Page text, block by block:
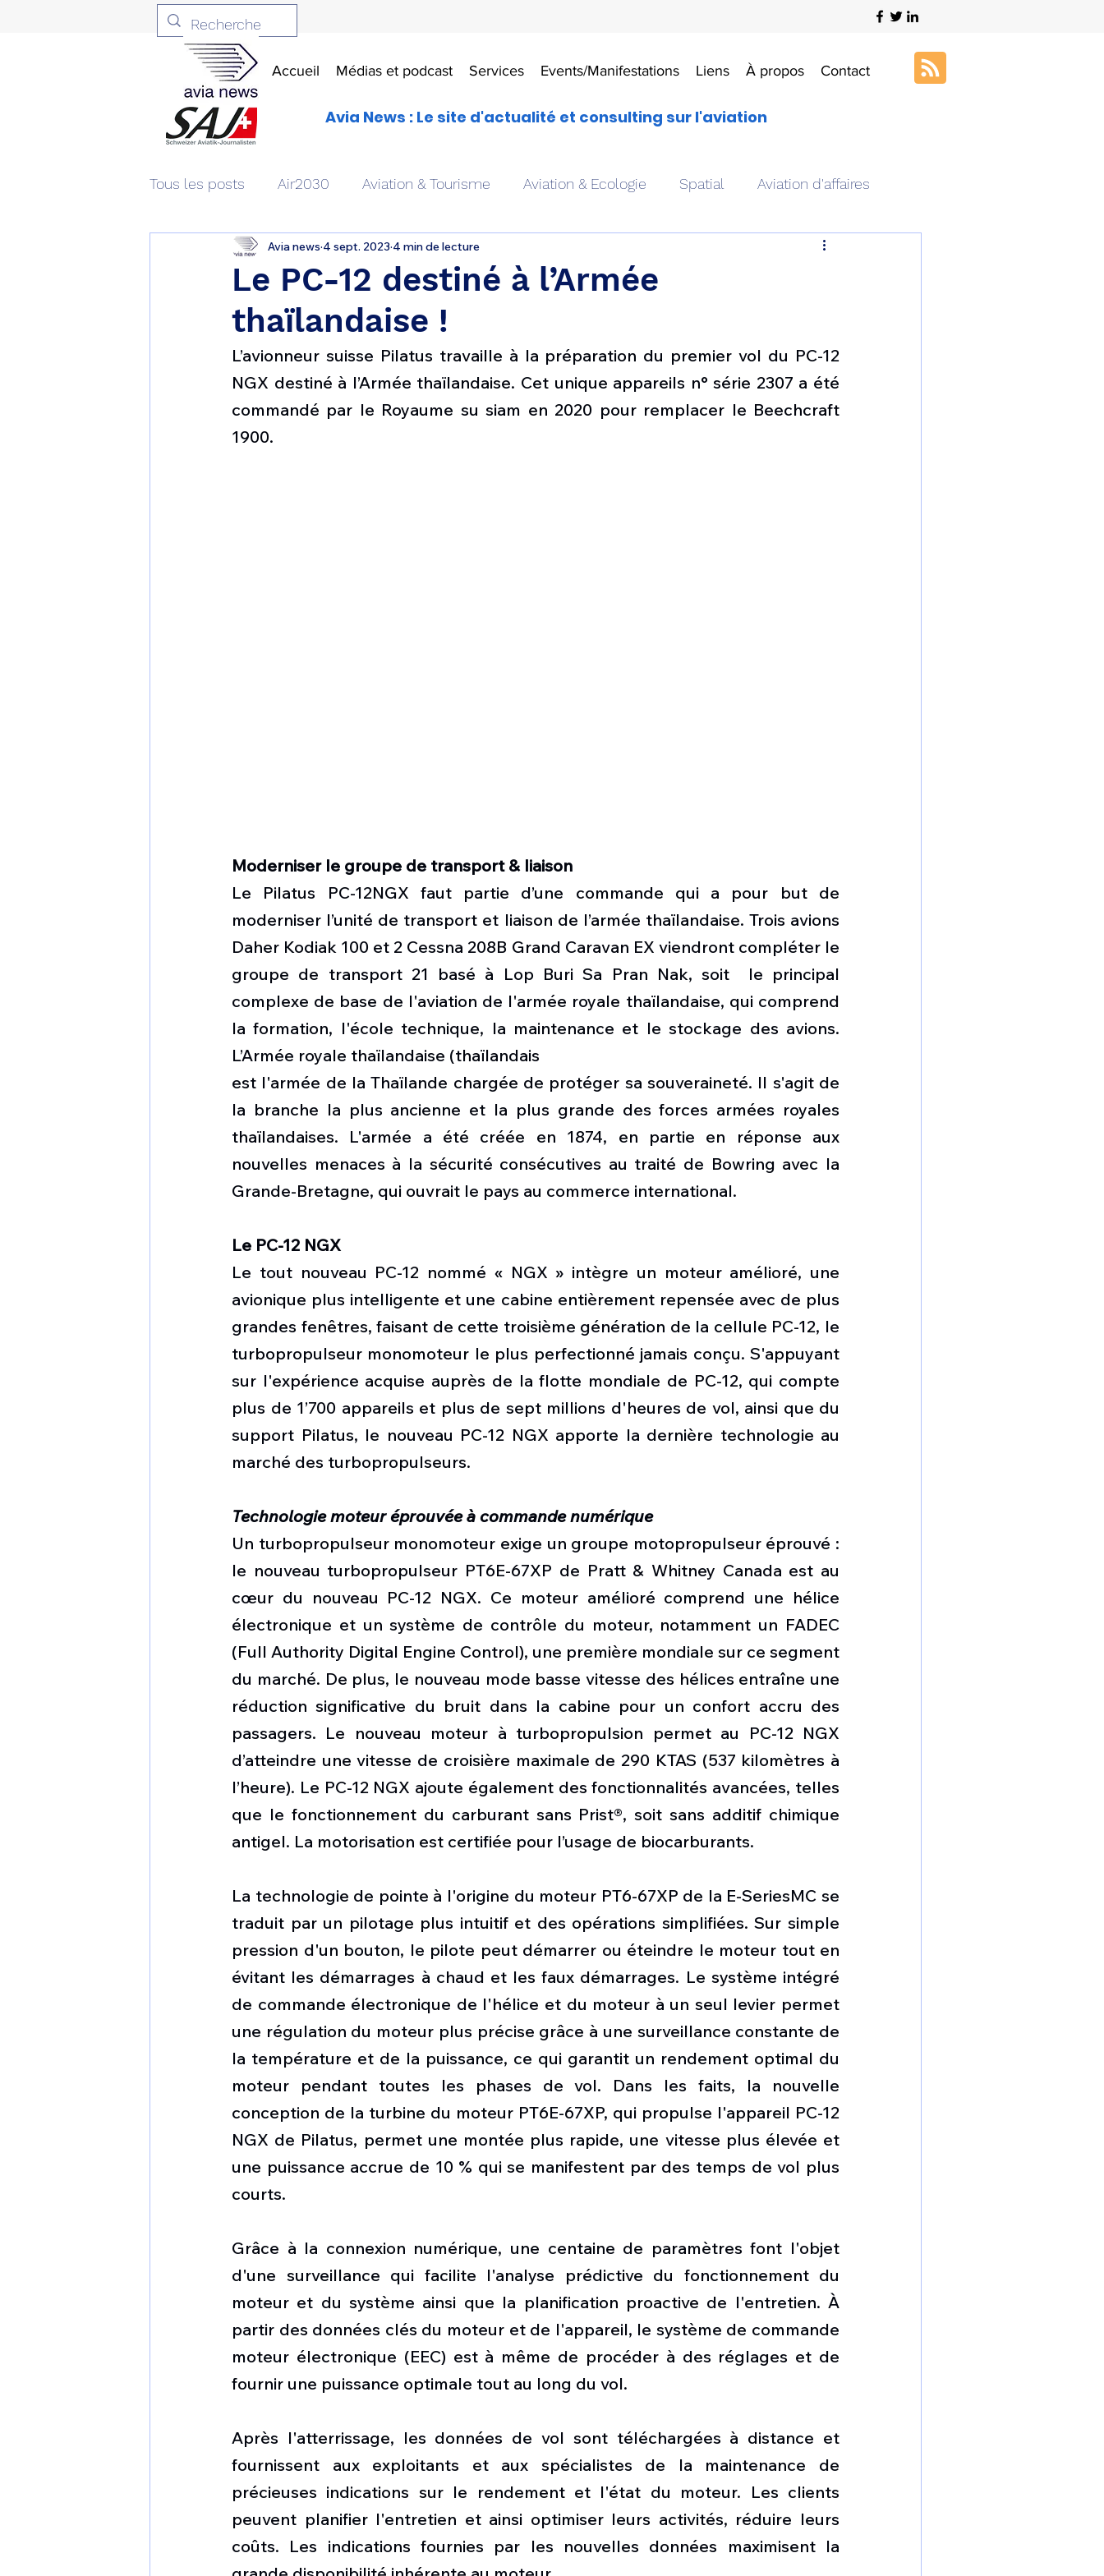
Accueil Médias et podcast Services Events/Manifestations Liens À propos Contact
Avia News : Le site d'actualité et consulting sur l'aviation
Tous les posts Air2030 Aviation & Tourisme Aviation & Ecologie Spatial Aviation d'affaires
Aviation & Défense Livres Drones aériens Art & Aviation
Patrimoine aéronautique Avionique & pilotage
1 er avril Motorisation Défense sol-air DSA Amphibie Drones Composante ESPACE
Shenyang J-35
Le PC-12 destiné à l’Armée
thaïlandaise !
Avia news 4 sept. 2023 4 min de lecture
L’avionneur suisse Pilatus travaille à la préparation du premier vol du PC-12
NGX destiné à l’Armée thaïlandaise. Cet unique appareils n° série 2307 a été
commandé par le Royaume su siam en 2020 pour remplacer le Beechcraft
1900.
Moderniser le groupe de transport & liaison
Le Pilatus PC-12NGX faut partie d’une commande qui a pour but de
moderniser l’unité de transport et liaison de l’armée thaïlandaise. Trois avions
Daher Kodiak 100 et 2 Cessna 208B Grand Caravan EX viendront compléter le
groupe de transport 21 basé à Lop Buri Sa Pran Nak, soit  le principal
complexe de base de l'aviation de l'armée royale thaïlandaise, qui comprend
la formation, l'école technique, la maintenance et le stockage des avions.
L’Armée royale thaïlandaise (thaïlandais
est l'armée de la Thaïlande chargée de protéger sa souveraineté. Il s'agit de
la branche la plus ancienne et la plus grande des forces armées royales
thaïlandaises. L'armée a été créée en 1874, en partie en réponse aux
nouvelles menaces à la sécurité consécutives au traité de Bowring avec la
Grande-Bretagne, qui ouvrait le pays au commerce international.
Le PC-12 NGX
Le tout nouveau PC-12 nommé « NGX » intègre un moteur amélioré, une
avionique plus intelligente et une cabine entièrement repensée avec de plus
grandes fenêtres, faisant de cette troisième génération de la cellule PC-12, le
turbopropulseur monomoteur le plus perfectionné jamais conçu. S'appuyant
sur l'expérience acquise auprès de la flotte mondiale de PC-12, qui compte
plus de 1’700 appareils et plus de sept millions d'heures de vol, ainsi que du
support Pilatus, le nouveau PC-12 NGX apporte la dernière technologie au
marché des turbopropulseurs.
Technologie moteur éprouvée à commande numérique
Un turbopropulseur monomoteur exige un groupe motopropulseur éprouvé :
le nouveau turbopropulseur PT6E-67XP de Pratt & Whitney Canada est au
cœur du nouveau PC-12 NGX. Ce moteur amélioré comprend une hélice
électronique et un système de contrôle du moteur, notamment un FADEC
(Full Authority Digital Engine Control), une première mondiale sur ce segment
du marché. De plus, le nouveau mode basse vitesse des hélices entraîne une
réduction significative du bruit dans la cabine pour un confort accru des
passagers. Le nouveau moteur à turbopropulsion permet au PC-12 NGX
d’atteindre une vitesse de croisière maximale de 290 KTAS (537 kilomètres à
l’heure). Le PC-12 NGX ajoute également des fonctionnalités avancées, telles
que le fonctionnement du carburant sans Prist®, soit sans additif chimique
antigel. La motorisation est certifiée pour l’usage de biocarburants.
La technologie de pointe à l'origine du moteur PT6-67XP de la E-SeriesMC se
traduit par un pilotage plus intuitif et des opérations simplifiées. Sur simple
pression d'un bouton, le pilote peut démarrer ou éteindre le moteur tout en
évitant les démarrages à chaud et les faux démarrages. Le système intégré
de commande électronique de l'hélice et du moteur à un seul levier permet
une régulation du moteur plus précise grâce à une surveillance constante de
la température et de la puissance, ce qui garantit un rendement optimal du
moteur pendant toutes les phases de vol. Dans les faits, la nouvelle
conception de la turbine du moteur PT6E-67XP, qui propulse l'appareil PC-12
NGX de Pilatus, permet une montée plus rapide, une vitesse plus élevée et
une puissance accrue de 10 % qui se manifestent par des temps de vol plus
courts.
Grâce à la connexion numérique, une centaine de paramètres font l'objet
d'une surveillance qui facilite l'analyse prédictive du fonctionnement du
moteur et du système ainsi que la planification proactive de l'entretien. À
partir des données clés du moteur et de l'appareil, le système de commande
moteur électronique (EEC) est à même de procéder à des réglages et de
fournir une puissance optimale tout au long du vol.
Après l'atterrissage, les données de vol sont téléchargées à distance et
fournissent aux exploitants et aux spécialistes de la maintenance de
précieuses indications sur le rendement et l'état du moteur. Les clients
peuvent planifier l'entretien et ainsi optimiser leurs activités, réduire leurs
coûts. Les indications fournies par les nouvelles données maximisent la